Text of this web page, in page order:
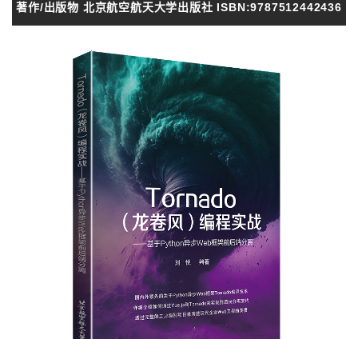
著作/出版物 北京航空航天大学出版社 ISBN:9787512442436